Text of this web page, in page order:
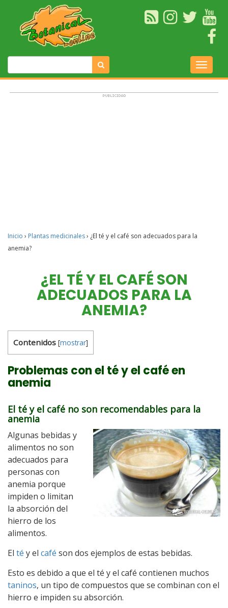
Inicio › Plantas medicinales› ¿El té y el café son adecuados para la
anemia?
¿EL TÉ Y EL CAFÉ SON
ADECUADOS PARA LA
ANEMIA?
Contenidos [mostrar]
Problemas con el té y el café en
anemia
El té y el café no son recomendables para la
anemia
Algunas bebidas y
alimentos no son
adecuados para
personas con
anemia porque
impiden o limitan
la absorción del
hierro de los
alimentos.
El té y el café son dos ejemplos de estas bebidas.
Esto es debido a que el té y el café contienen muchos
taninos, un tipo de compuestos que se combinan con el
hierro e impiden su absorción.